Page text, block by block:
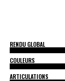
RENDU GLOBAL
COULEURS
ARTICULATIONS